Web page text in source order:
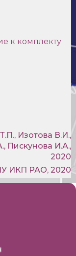
к комплекту
Изотова В.И.,
Пискунова И.А.,
2020
ИКП РАО, 2020